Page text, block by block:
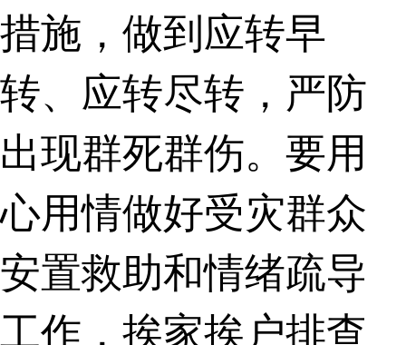
措施，做到应转早
转、应转尽转，严防
出现群死群伤。要用
心用情做好受灾群众
安置救助和情绪疏导
工作，挨家挨户排查